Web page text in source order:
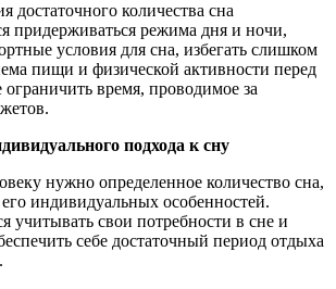
достаточного количества сна
придерживаться режима дня и ночи,
условия для сна, избегать слишком
пищи и физической активности перед
время, проводимое за
подхода к сну
нужно определенное количество сна,
индивидуальных особенностей.
учитывать свои потребности в сне и
себе достаточный период отдыха